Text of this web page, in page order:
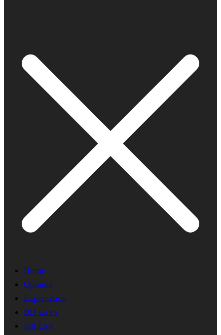
Home
Opinion
Explanation
BD Laws
Intl Law